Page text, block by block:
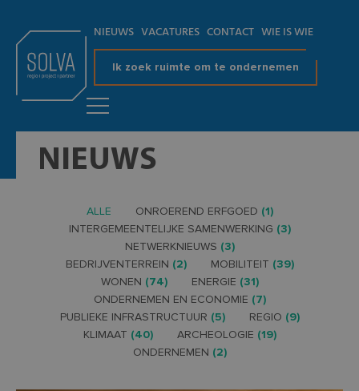
NIEUWS VACATURES CONTACT WIE IS WIE
Ik zoek ruimte om te ondernemen
NIEUWS
ALLE ONROEREND ERFGOED (1)
INTERGEMEENTELIJKE SAMENWERKING (3)
NETWERKNIEUWS (3)
BEDRIJVENTERREIN (2) MOBILITEIT (39)
WONEN (74) ENERGIE (31)
ONDERNEMEN EN ECONOMIE (7)
PUBLIEKE INFRASTRUCTUUR (5) REGIO (9)
KLIMAAT (40) ARCHEOLOGIE (19)
ONDERNEMEN (2)